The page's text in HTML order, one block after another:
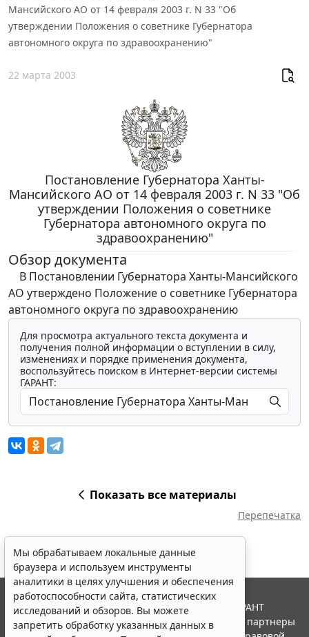
Мансийского АО от 14 февраля 2003 г. N 33 "Об
утверждении Положения о советнике Губернатора
автономного округа по здравоохранению"
22 марта 2003
Постановление Губернатора Ханты-
Мансийского АО от 14 февраля 2003 г. N 33 "Об
утверждении Положения о советнике
Губернатора автономного округа по
здравоохранению"
Обзор документа
В Постановлении Губернатора Ханты-Мансийского
АО утверждено Положение о советнике Губернатора
автономного округа по здравоохранению
Для просмотра актуального текста документа и
получения полной информации о вступлении в силу,
изменениях и порядке применения документа,
воспользуйтесь поиском в Интернет-версии системы
ГАРАНТ:
Показать все материалы
Перепечатка
Мы обрабатываем локальные данные
браузера и используем инструменты
аналитики в целях улучшения и обеспечения
работоспособности сайта, статистических
исследований и обзоров. Вы можете
запретить обработку указанных данных в
© ООО "НПП "ГАРАНТ-СЕРВИС", 2026. Система ГАРАНТ
выпускается с 1990 года. Компания "Гарант" и ее партнеры